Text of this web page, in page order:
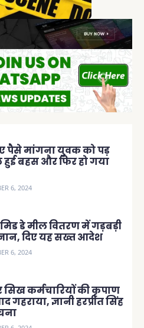
पैसे मांगना युवक को पड़
बहस और फिर हो गया
6, 2024
डे मील वितरण में गड़बड़ी
दिए यह सख्त आदेश
6, 2024
सिख कर्मचारियों की कृपाण
गहराया, ज्ञानी हरप्रीत सिंह